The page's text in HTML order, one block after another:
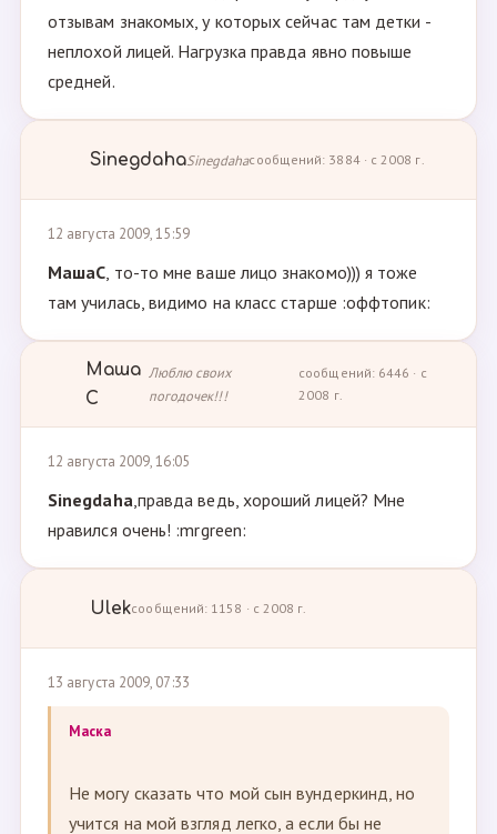
отзывам знакомых, у которых сейчас там детки -
неплохой лицей. Нагрузка правда явно повыше
средней.
SinegdahaSinegdahaсообщений: 3884 · с 2008 г.
12 августа 2009, 15:59
МашаС, то-то мне ваше лицо знакомо))) я тоже
там училась, видимо на класс старше :оффтопик:
Маша
С
Люблю своих
погодочек!!!
сообщений: 6446 · с
2008 г.
12 августа 2009, 16:05
Sinegdaha,правда ведь, хороший лицей? Мне
нравился очень! :mrgreen:
Ulekсообщений: 1158 · с 2008 г.
13 августа 2009, 07:33
Маска
Не могу сказать что мой сын вундеркинд, но
учится на мой взгляд легко, а если бы не